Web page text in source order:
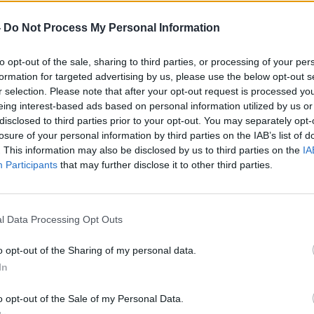
Do Not Process My Personal Information
opt-out of the sale, sharing to third parties, or processing of your
for targeted advertising by us, please use the below opt-out
selection. Please note that after your opt-out request is processed
interest-based ads based on personal information utilized by us
to third parties prior to your opt-out. You may separately
of your personal information by third parties on the IAB’s list of
This information may also be disclosed by us to third parties on the
Participants that may further disclose it to other third parties.
Data Processing Opt Outs
opt-out of the Sharing of my personal data.
opt-out of the Sale of my Personal Data.
половина од возрасните во Америка
во нивната секојдневна исхрана.
може да се манифестира преку замор,
на апетит, а во посериозни случаи,
на вкочанетост.
додатоци на магнезиум за да го
изобилството на достапни информации,
употреба може да изгледаатзбунувачки.
Боуринг рече: „Се обложувам дека
време“. Во теорија, магнезиумот
Сепак, многумина го поврзуваат со
ноќта.
ГАБА, невротрансмитер кој промовира
изјави за Best Life д-р Шелби Харис,